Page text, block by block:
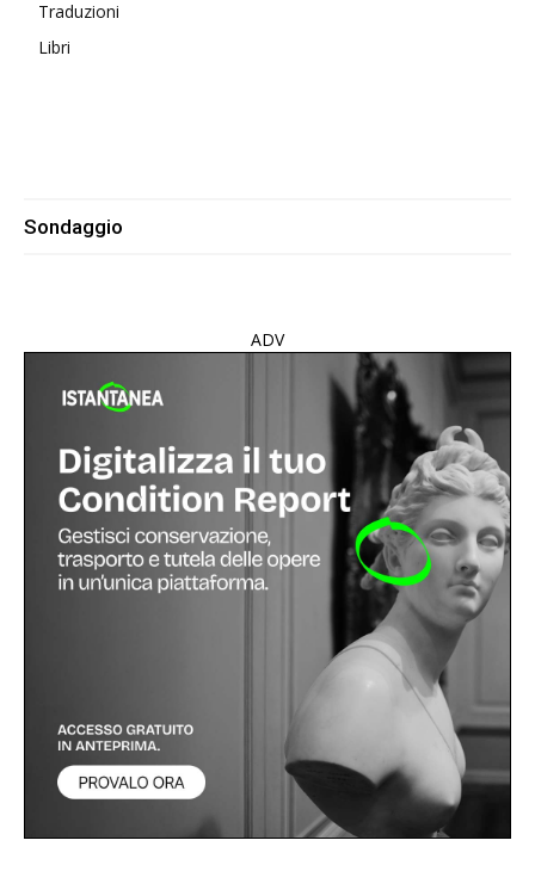
Traduzioni
Libri
Sondaggio
ADV